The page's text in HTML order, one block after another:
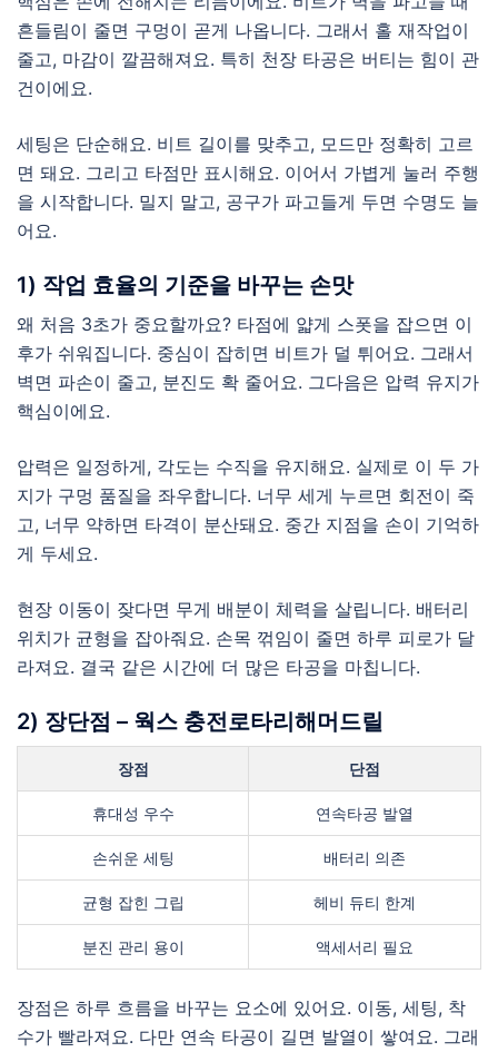
흔들림이 줄면 구멍이 곧게 나옵니다. 그래서 홀 재작업이
줄고, 마감이 깔끔해져요. 특히 천장 타공은 버티는 힘이 관
건이에요.
세팅은 단순해요. 비트 길이를 맞추고, 모드만 정확히 고르
면 돼요. 그리고 타점만 표시해요. 이어서 가볍게 눌러 주행
을 시작합니다. 밀지 말고, 공구가 파고들게 두면 수명도 늘
어요.
1) 작업 효율의 기준을 바꾸는 손맛
왜 처음 3초가 중요할까요? 타점에 얇게 스폿을 잡으면 이
후가 쉬워집니다. 중심이 잡히면 비트가 덜 튀어요. 그래서
벽면 파손이 줄고, 분진도 확 줄어요. 그다음은 압력 유지가
핵심이에요.
압력은 일정하게, 각도는 수직을 유지해요. 실제로 이 두 가
지가 구멍 품질을 좌우합니다. 너무 세게 누르면 회전이 죽
고, 너무 약하면 타격이 분산돼요. 중간 지점을 손이 기억하
게 두세요.
현장 이동이 잦다면 무게 배분이 체력을 살립니다. 배터리
위치가 균형을 잡아줘요. 손목 꺾임이 줄면 하루 피로가 달
라져요. 결국 같은 시간에 더 많은 타공을 마칩니다.
2) 장단점 – 웍스 충전로타리해머드릴
장점 단점
휴대성 우수 연속타공 발열
손쉬운 세팅 배터리 의존
균형 잡힌 그립 헤비 듀티 한계
분진 관리 용이 액세서리 필요
장점은 하루 흐름을 바꾸는 요소에 있어요. 이동, 세팅, 착
수가 빨라져요. 다만 연속 타공이 길면 발열이 쌓여요. 그래